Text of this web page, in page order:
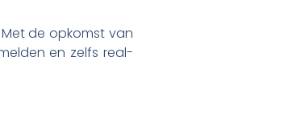
de opkomst van
en zelfs real-